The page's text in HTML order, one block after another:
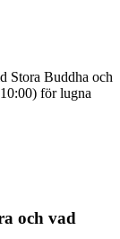
Stora Buddha och
för lugna
och vad